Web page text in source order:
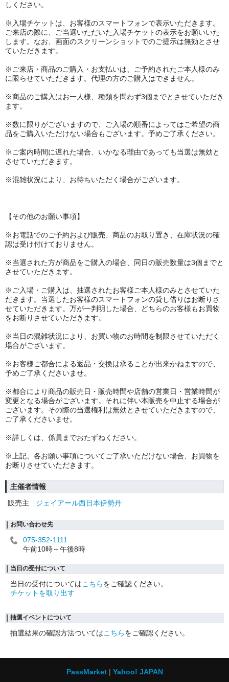
しください。
※入場チケットは、お客様のスマートフォンで表示いただきます。
ご来店の際に、ご当選いただいた入場チケットの表示をお願いいた
します。なお、画面のスクリーンショットでのご提示は無効とさせ
ていただきます。
※ご来店・商品のご購入・お支払いは、ご予約されたご本人様のみ
に限らせていただきます。代理の方のご購入はできません。
※商品のご購入はお一人様、種類を問わず3個までとさせていただき
ます。
※数に限りがございますので、ご入場の順番によってはご希望の商
品をご購入いただけない場合もございます。予めご了承ください。
※ご案内時間に遅れた場合、いかなる理由であっても当選は無効と
させていただきます。
※混雑状況により、お待ちいただく場合がございます。
【その他のお願い事項】
※お電話でのご予約および販売、商品のお取り置き、在庫状況の確
認は受け付けておりません。
※当選された方が商品をご購入の場合、同日の販売数量は3個までと
させていただきます。
※ご入場・ご購入は、抽選されたお客様ご本人様のみとさせていた
だきます。当選したお客様のスマートフォンの貸し借りはお断りさ
せていただきます。万が一判明した場合、どちらのお客様もお買物
をお断りさせていただきます。
※当日の混雑状況により、お買い物のお時間を制限させていただく
場合がございます。
※お客様ご都合による返品・交換は承ることが出来かねますので、
予めご了承くださいませ。
※都合により商品の販売日・販売時間や店舗の営業日・営業時間が
変更となる場合がございます。それに伴い本販売を中止する場合が
ございます。その際の当選権利は無効とさせていただきますので、
ご了承くださいませ。
※詳しくは、係員までおたずねください。
※上記、各お願い事項についてご了承いただけない場合、お買物を
お断りさせていただきます。
主催者情報
販売主
ジェイアール西日本伊勢丹
お問い合わせ先
075-352-1111
午前10時～午後8時
当日の受付について
当日の受付についてはこちらをご確認ください。
チケットを取り出す
抽選イベントについて
抽選結果の確認方法ついてはこちらをご確認ください。
PassMarket Yahoo! JAPAN